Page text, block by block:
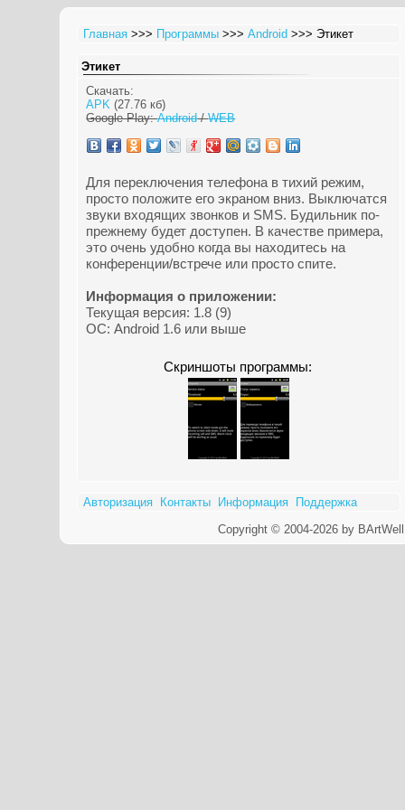
Главная >>> Программы >>>Android >>> Этикет
Этикет
Скачать:
APK (27.76 кб)
Google Play:Android/WEB
Для переключения телефона в тихий режим,
просто положите его экраном вниз. Выключатся
звуки входящих звонков и SMS. Будильник по-
прежнему будет доступен. В качестве примера,
это очень удобно когда вы находитесь на
конференции/встрече или просто спите.
Информация о приложении:
Текущая версия: 1.8 (9)
ОС: Android 1.6 или выше
Скриншоты программы:
Авторизация Контакты Информация
Поддержка
Copyright © 2004-2026 by BArtWell